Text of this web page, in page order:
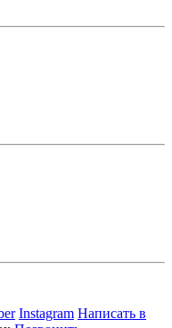
Instagram Написать в